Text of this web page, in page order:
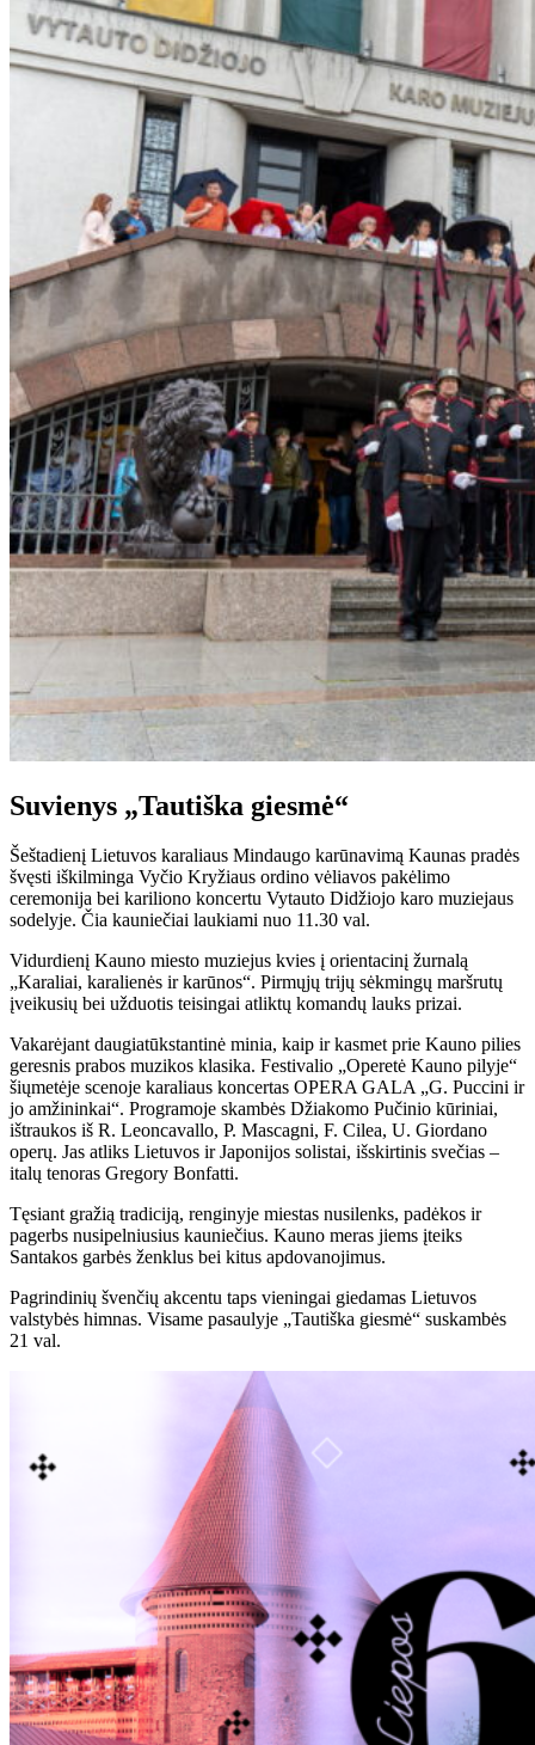
Suvienys „Tautiška giesmė“
Šeštadienį Lietuvos karaliaus Mindaugo karūnavimą Kaunas pradės
švęsti iškilminga Vyčio Kryžiaus ordino vėliavos pakėlimo
ceremonija bei kariliono koncertu Vytauto Didžiojo karo muziejaus
sodelyje. Čia kauniečiai laukiami nuo 11.30 val.
Vidurdienį Kauno miesto muziejus kvies į orientacinį žurnalą
„Karaliai, karalienės ir karūnos“. Pirmųjų trijų sėkmingų maršrutų
įveikusių bei užduotis teisingai atliktų komandų lauks prizai.
Vakarėjant daugiatūkstantinė minia, kaip ir kasmet prie Kauno pilies
geresnis prabos muzikos klasika. Festivalio „Operetė Kauno pilyje“
šiųmetėje scenoje karaliaus koncertas OPERA GALA „G. Puccini ir
jo amžininkai“. Programoje skambės Džiakomo Pučinio kūriniai,
ištraukos iš R. Leoncavallo, P. Mascagni, F. Cilea, U. Giordano
operų. Jas atliks Lietuvos ir Japonijos solistai, išskirtinis svečias –
italų tenoras Gregory Bonfatti.
Tęsiant gražią tradiciją, renginyje miestas nusilenks, padėkos ir
pagerbs nusipelniusius kauniečius. Kauno meras jiems įteiks
Santakos garbės ženklus bei kitus apdovanojimus.
Pagrindinių švenčių akcentu taps vieningai giedamas Lietuvos
valstybės himnas. Visame pasaulyje „Tautiška giesmė“ suskambės
21 val.